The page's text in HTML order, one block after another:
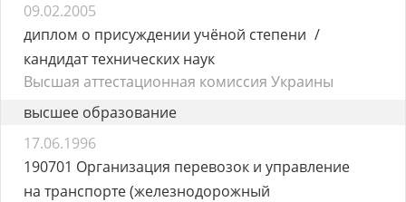
09.02.2005
диплом о присуждении учёной степени
кандидат технических наук
Высшая аттестационная комиссия Украины
высшее образование
17.06.1996
190701 Организация перевозок и управление
на транспорте (железнодорожный